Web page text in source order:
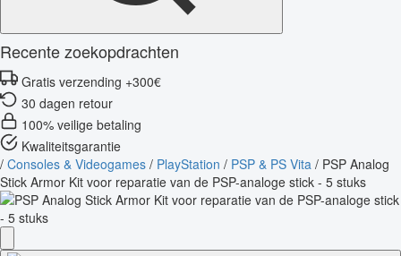
Recente zoekopdrachten
Gratis verzending +300€
30 dagen retour
100% veilige betaling
Kwaliteitsgarantie
/ Consoles & Videogames / PlayStation / PSP & PS Vita / PSP Analog
Stick Armor Kit voor reparatie van de PSP-analoge stick - 5 stuks